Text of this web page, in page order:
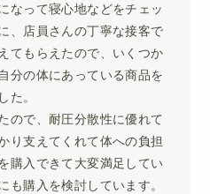
なって寝心地などをチェッ
、店員さんの丁寧な接客で
てもらえたので、いくつか
分の体にあっている商品を
た。
ので、耐圧分散性に優れて
り支えてくれて体への負担
購入できて大変満足してい
も購入を検討しています。